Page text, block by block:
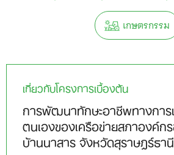
เกษตรกรรม
เกี่ยวกับโครงการเบื้องต้น
การพัฒนาทักษะอาชีพทางกา
ตนเองของเครือข่ายสภาองค์ก
บ้านนาสาร จังหวัดสุราษฎร์ธานี